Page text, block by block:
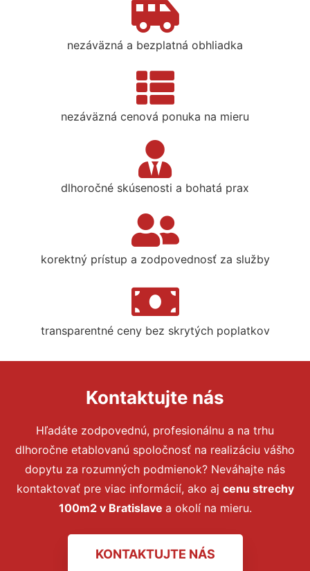
nezáväzná a bezplatná obhliadka
nezáväzná cenová ponuka na mieru
dlhoročné skúsenosti a bohatá prax
korektný prístup a zodpovednosť za služby
transparentné ceny bez skrytých poplatkov
Kontaktujte nás
Hľadáte zodpovednú, profesionálnu a na trhu
dlhoročne etablovanú spoločnosť na realizáciu vášho
dopytu za rozumných podmienok? Neváhajte nás
kontaktovať pre viac informácií, ako aj cenu strechy
100m2 v Bratislave a okolí na mieru.
KONTAKTUJTE NÁS